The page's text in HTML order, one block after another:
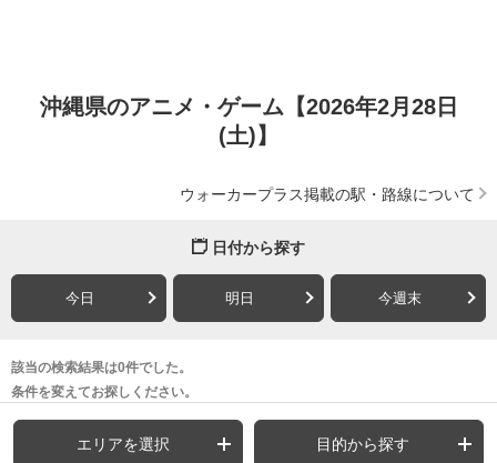
沖縄県のアニメ・ゲーム【2026年2月28日
(土)】
ウォーカープラス掲載の駅・路線について
日付から探す
今日 明日 今週末
該当の検索結果は0件でした。
条件を変えてお探しください。
エリアを選択 目的から探す